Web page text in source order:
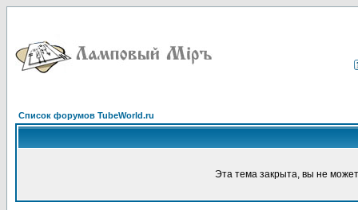
Список форумов TubeWorld.ru
Эта тема закрыта, вы не